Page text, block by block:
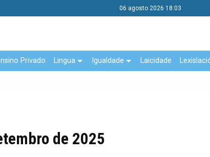
06 agosto 2026 18:03
Privado Lingua Igualdade Laicidade
de 2025